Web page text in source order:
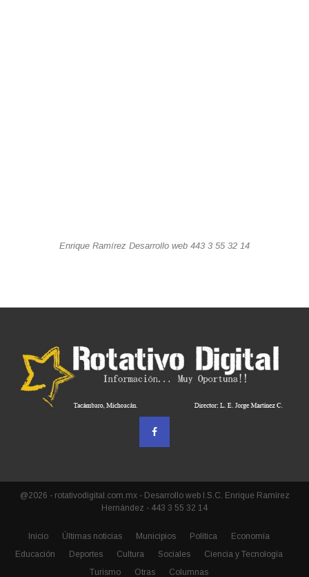
Enrique Ramírez Desarrollo web 443 3 55 32 14
@2026 - rotativodigital.com.mx - Desarrollo web I.S.C. Enrique Ramírez
Hernández - 443 3 55 32 14
Inicio Últimas noticias Municipios Política
Economía
Educación
Deportes Cultura Sociales
Ciencia y Tecnología
Turismo
Otras Columnas